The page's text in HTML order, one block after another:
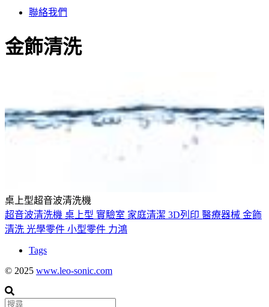
聯絡我們
金飾清洗
桌上型超音波清洗機
超音波清洗機 桌上型 實驗室 家庭清潔 3D列印 醫療器械 金飾
清洗 光學零件 小型零件 力鴻
Tags
© 2025 www.leo-sonic.com